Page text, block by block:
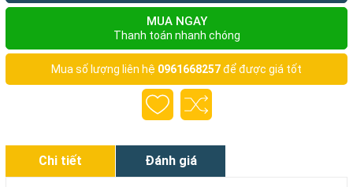
MUA NGAY
Thanh toán nhanh chóng
Mua số lượng liên hệ 0961668257để được giá tốt
Chi tiết Đánh giá